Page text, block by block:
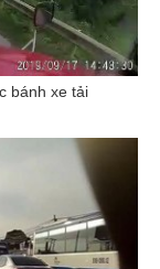
bánh xe tải